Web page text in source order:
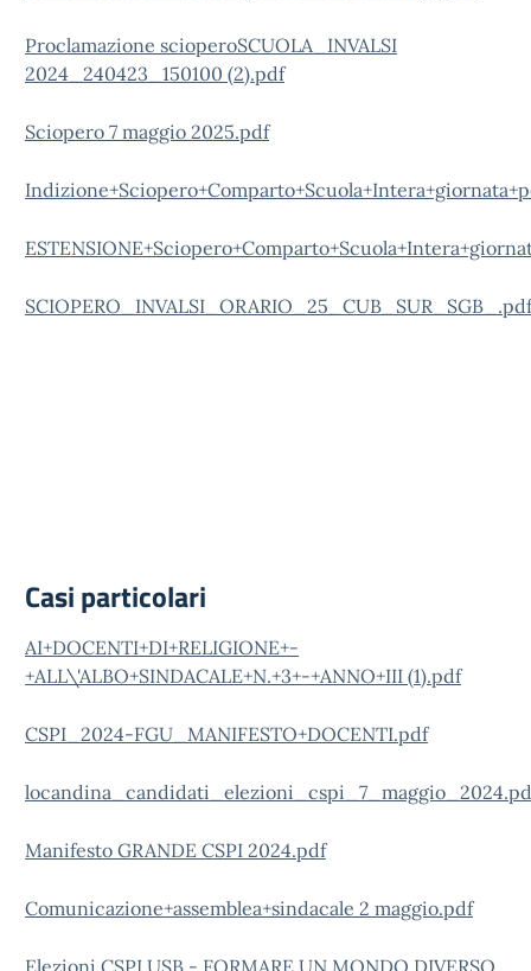
Proclamazione scioperoSCUOLA_INVALSI
2024_240423_150100 (2).pdf
Sciopero 7 maggio 2025.pdf
SCIOPERO_INVALSI_ORARIO_25_CUB_SUR_SGB_.pdf
Casi particolari
AI+DOCENTI+DI+RELIGIONE+-
+ALL\'ALBO+SINDACALE+N.+3+-+ANNO+III (1).pdf
CSPI_2024-FGU_MANIFESTO+DOCENTI.pdf
Manifesto GRANDE CSPI 2024.pdf
Comunicazione+assemblea+sindacale 2 maggio.pdf
Elezioni CSPI USB - FORMARE UN MONDO DIVERSO